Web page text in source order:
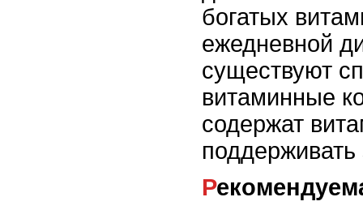
богатых
ежедневной
существуют
витаминные
содержат